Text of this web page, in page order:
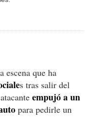
escena que ha
s tras salir del
empujó a un
para pedirle un